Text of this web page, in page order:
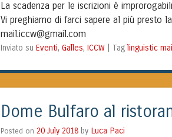
La scadenza per le iscrizioni è
Vi preghiamo di farci sapere al più presto
mail.iccw@gmail.com
Inviato su Eventi, Galles, ICCW Tag linguistic
Dome Bulfaro al
Posted on 20 July 2018 by Luca Paci